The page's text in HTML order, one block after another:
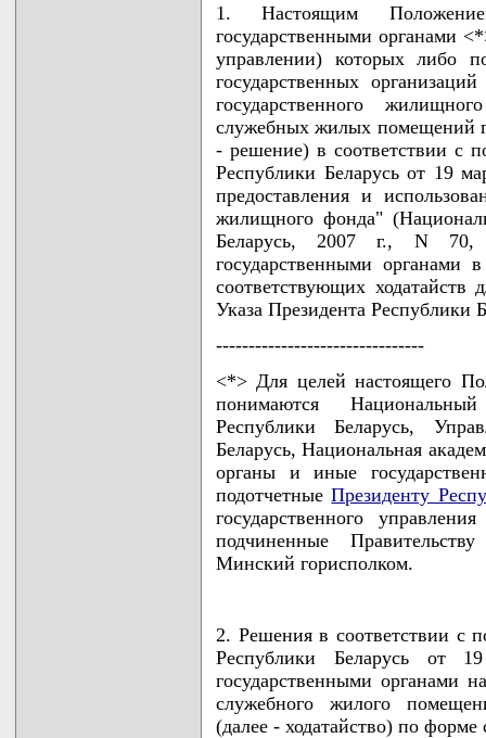
1. Настоящим
государственными органами
управлении) которых либо
государственных
государственного
служебных жилых помещений
- решение) в соответствии с
Республики Беларусь от 19
предоставления и
жилищного фонда"
Беларусь, 2007 г., N 70,
государственными органами
соответствующих
Указа Президента Республики
--------------------------------
<*> Для целей настоящего
понимаются
Республики Беларусь,
Беларусь, Национальная
органы и иные
подотчетныеПрезиденту
государственного
подчиненные
Минский горисполком.
2. Решения в соответствии с
Республики Беларусь от
государственными органами
служебного жилого
(далее - ходатайство) по